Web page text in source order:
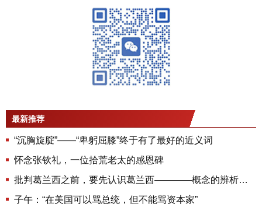
最新推荐
“沉胸旋腚”——“卑躬屈膝”终于有了最好的近义词
怀念张钦礼，一位拾荒老太的感恩碑
批判葛兰西之前，要先认识葛兰西————概念的辨析和再辩护
子午：“在美国可以骂总统，但不能骂资本家”